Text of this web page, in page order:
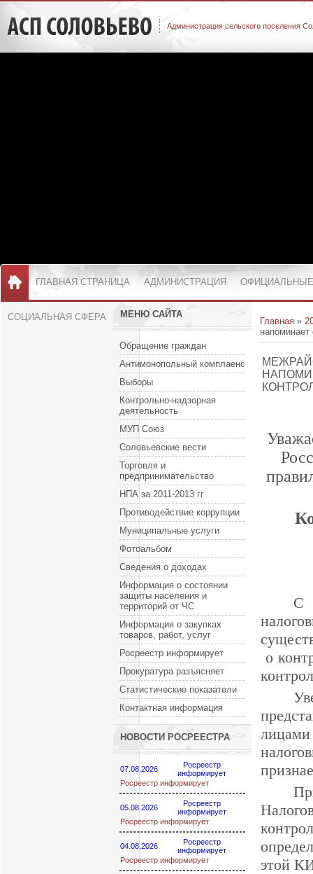
Администрация сельского поселения
ГЛАВНАЯ СТРАНИЦА АДМИНИСТРАЦИЯ
СОЦИАЛЬНАЯ СФЕРА МЕНЮ САЙТА
Обращение граждан
Антимонопольный комплаенс
Выборы
Контрольно-надзорная
деятельность
МУП Союз
Соловьевские вести
Торговля и
предпринимательство
НПА за 2011-2013 гг
Противодействие коррупции
Муниципальные услуги
Фотоальбом
Сведения о доходах
Информация о состоянии
защиты населения и
территорий от ЧС
Информация о закупках
товаров, работ, услуг
Росреестр информирует
Прокуратура разъясняет
Статистические показатели
Контактная информация
НОВОСТИ РОСРЕЕСТРА
07.08.2026
Росреестр
информирует
Росреестр информирует
05.08.2026
Росреестр
информирует
Росреестр информирует
04.08.2026
Росреестр
информирует
Росреестр информирует
Главная »
С
о
лицами
этой